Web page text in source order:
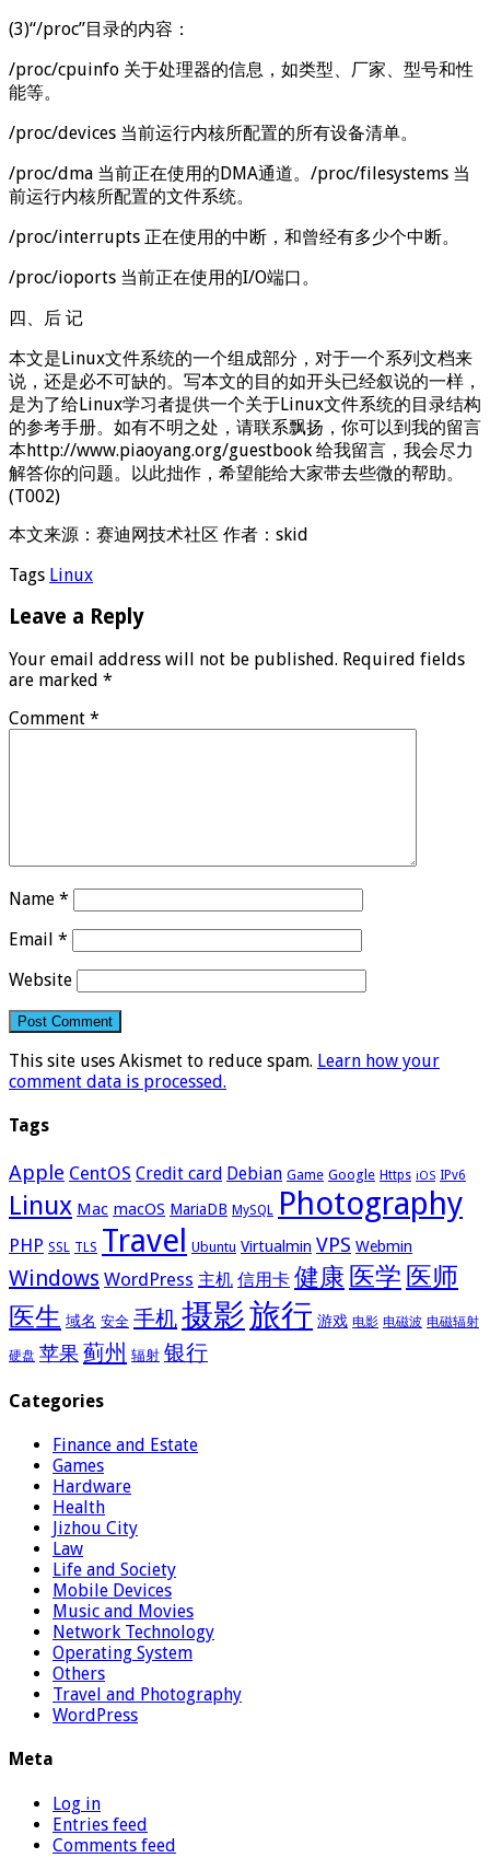
(3)“/proc”目录的内容：
/proc/cpuinfo 关于处理器的信息，如类型、厂家、型号和性
能等。
/proc/devices 当前运行内核所配置的所有设备清单。
/proc/dma 当前正在使用的DMA通道。/proc/filesystems 当
前运行内核所配置的文件系统。
/proc/interrupts 正在使用的中断，和曾经有多少个中断。
/proc/ioports 当前正在使用的I/O端口。
四、后 记
本文是Linux文件系统的一个组成部分，对于一个系列文档来
说，还是必不可缺的。写本文的目的如开头已经叙说的一样，
是为了给Linux学习者提供一个关于Linux文件系统的目录结构
的参考手册。如有不明之处，请联系飘扬，你可以到我的留言
本http://www.piaoyang.org/guestbook 给我留言，我会尽力
解答你的问题。以此拙作，希望能给大家带去些微的帮助。
(T002)
本文来源：赛迪网技术社区 作者：skid
Tags Linux
Leave a Reply
Your email address will not be published. Required fields
are marked *
Comment *
Name *
Email *
Website
This site uses Akismet to reduce spam. Learn how your
comment data is processed.
Tags
Apple CentOS Credit card Debian Game Google Https iOS IPv6
Linux Mac macOS MariaDB MySQL Photography
PHP SSL TLS Travel Ubuntu Virtualmin VPS Webmin
Windows WordPress 主机 信用卡 健康 医学 医师
医生 域名 安全 手机摄影旅行 游戏 电影 电磁波 电磁辐射
硬盘 苹果 蓟州 辐射 银行
Categories
Finance and Estate
Games
Hardware
Health
Jizhou City
Law
Life and Society
Mobile Devices
Music and Movies
Network Technology
Operating System
Others
Travel and Photography
WordPress
Meta
Log in
Entries feed
Comments feed